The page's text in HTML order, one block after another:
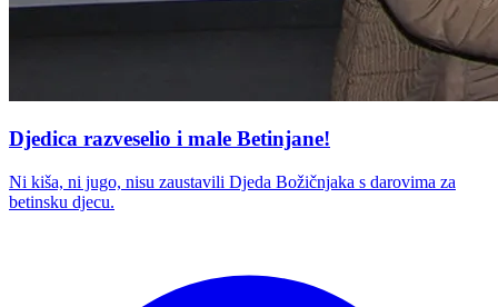
Djedica razveselio i male Betinjane!
Ni kiša, ni jugo, nisu zaustavili Djeda Božičnjaka s darovima za
betinsku djecu.